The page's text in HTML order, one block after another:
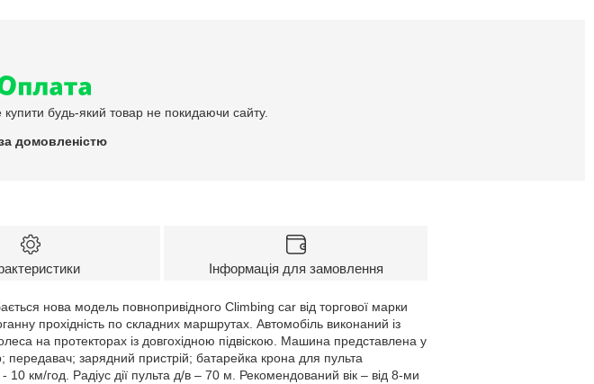
будь-який товар не покидаючи сайту.
домовленістю
Інформація для замовлення
нова модель повнопривідного Climbing car від торгової марки
прохідність по складних маршрутах. Автомобіль виконаний із
на протекторах із довгохідною підвіскою. Машина представлена у
зарядний пристрій; батарейка крона для пульта
10 км/год. Радіус дії пульта д/в – 70 м. Рекомендований вік – від 8-ми